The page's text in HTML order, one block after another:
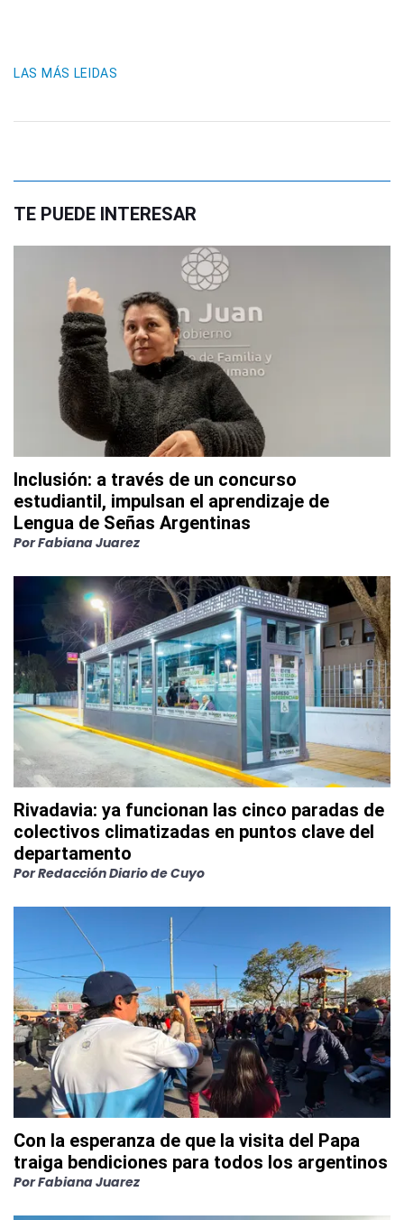
LAS MÁS LEIDAS
TE PUEDE INTERESAR
Inclusión: a través de un concurso
estudiantil, impulsan el aprendizaje de
Lengua de Señas Argentinas
PorFabiana Juarez
Rivadavia: ya funcionan las cinco paradas de
colectivos climatizadas en puntos clave del
departamento
PorRedacción Diario de Cuyo
Con la esperanza de que la visita del Papa
traiga bendiciones para todos los argentinos
PorFabiana Juarez